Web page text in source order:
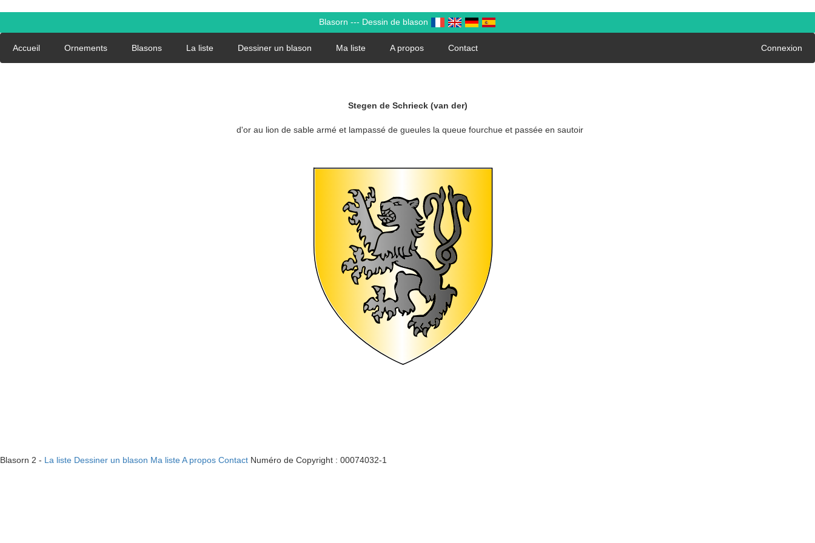
Blasorn --- Dessin de blason
Accueil Ornements Blasons La liste Dessiner un blason Ma liste A propos Contact Connexion
Stegen de Schrieck (van der)
d'or au lion de sable armé et lampassé de gueules la queue fourchue et passée en sautoir
Blasorn 2 - La liste Dessiner un blason Ma listeA propos Contact Numéro de Copyright : 00074032-1